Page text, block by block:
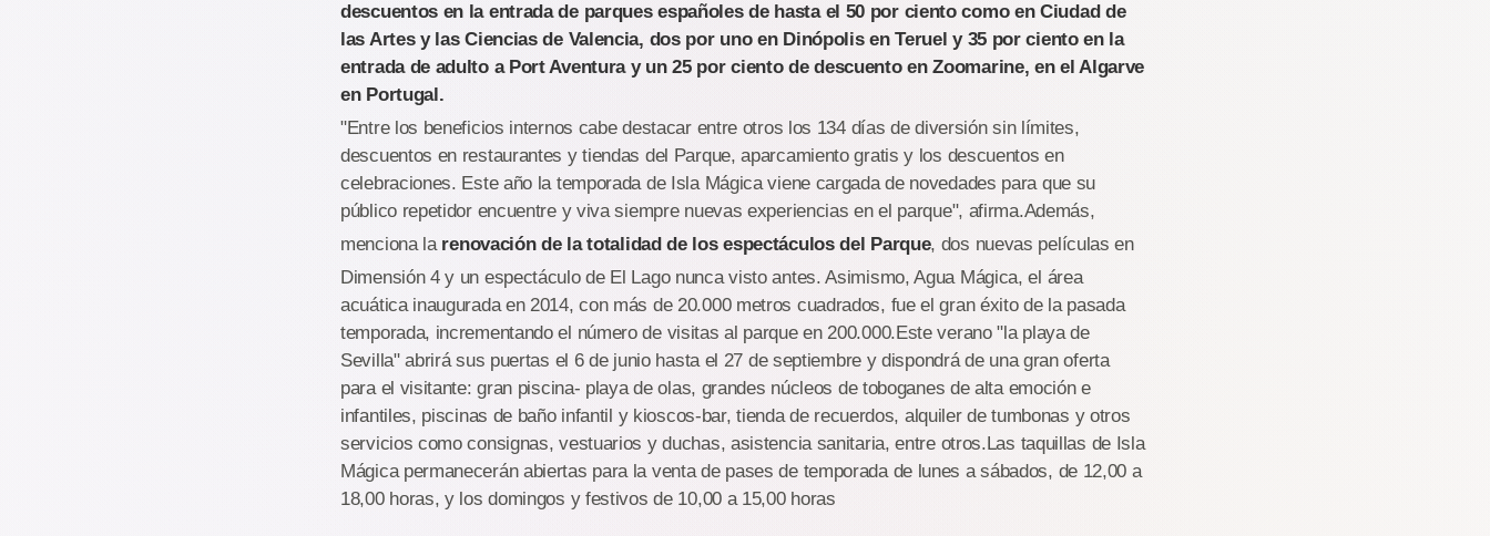
descuentos en la entrada de parques españoles de hasta el 50 por ciento como en Ciudad de
las Artes y las Ciencias de Valencia, dos por uno en Dinópolis en Teruel y 35 por ciento en la
entrada de adulto a Port Aventura y un 25 por ciento de descuento en Zoomarine, en el Algarve
en Portugal.
"Entre los beneficios internos cabe destacar entre otros los 134 días de diversión sin límites,
descuentos en restaurantes y tiendas del Parque, aparcamiento gratis y los descuentos en
celebraciones. Este año la temporada de Isla Mágica viene cargada de novedades para que su
público repetidor encuentre y viva siempre nuevas experiencias en el parque", afirma.Además,
menciona la renovación de la totalidad de los espectáculos del Parque, dos nuevas películas en
Dimensión 4 y un espectáculo de El Lago nunca visto antes. Asimismo, Agua Mágica, el área
acuática inaugurada en 2014, con más de 20.000 metros cuadrados, fue el gran éxito de la pasada
temporada, incrementando el número de visitas al parque en 200.000.Este verano "la playa de
Sevilla" abrirá sus puertas el 6 de junio hasta el 27 de septiembre y dispondrá de una gran oferta
para el visitante: gran piscina- playa de olas, grandes núcleos de toboganes de alta emoción e
infantiles, piscinas de baño infantil y kioscos-bar, tienda de recuerdos, alquiler de tumbonas y otros
servicios como consignas, vestuarios y duchas, asistencia sanitaria, entre otros.Las taquillas de Isla
Mágica permanecerán abiertas para la venta de pases de temporada de lunes a sábados, de 12,00 a
18,00 horas, y los domingos y festivos de 10,00 a 15,00 horas